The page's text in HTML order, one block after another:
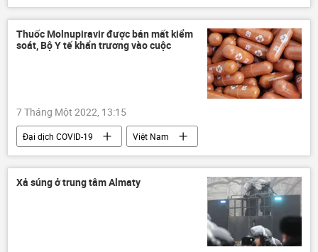
Thế vận hội Olympic 2022
Bắc Triều Tiên
Thuốc Molnupiravir được bán mất kiểm
soát, Bộ Y tế khẩn trương vào cuộc
7 Tháng Một 2022, 13:15
Đại dịch COVID-19
Việt Nam
thuốc
Bộ Y Tế Việt Nam
Covid-19 tại Việt Nam
Xả súng ở trung tâm Almaty